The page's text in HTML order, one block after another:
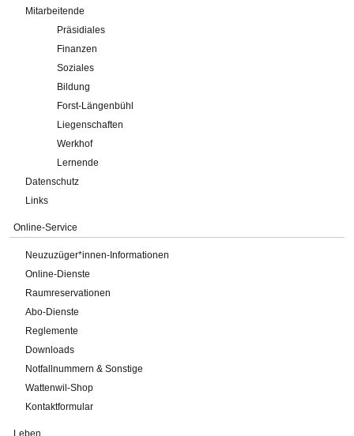
Mitarbeitende
Präsidiales
Finanzen
Soziales
Bildung
Forst-Längenbühl
Liegenschaften
Werkhof
Lernende
Datenschutz
Links
Online-Service
Neuzuzüger*innen-Informationen
Online-Dienste
Raumreservationen
Abo-Dienste
Reglemente
Downloads
Notfallnummern & Sonstige
Wattenwil-Shop
Kontaktformular
Leben